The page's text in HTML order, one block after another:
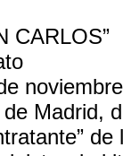
CARLOS”
de Madrid,